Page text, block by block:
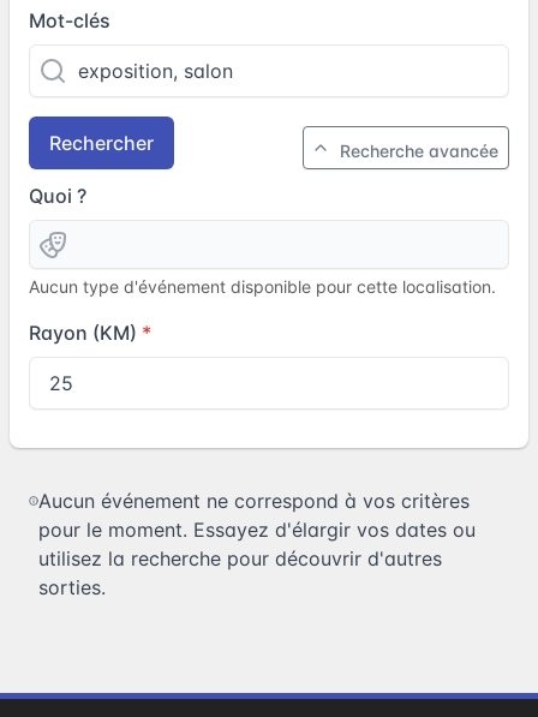
Mot-clés
Rechercher Recherche avancée
Quoi ?
Aucun type d'événement disponible pour cette localisation.
Rayon (KM)
Aucun événement ne correspond à vos critères
pour le moment. Essayez d'élargir vos dates ou
utilisez la recherche pour découvrir d'autres
sorties.